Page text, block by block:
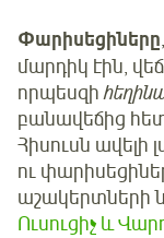
Փարիսեցիները
մարդիկ էին,
որպեսզի
բանավեճից
Հիսուսն ավելի
ու
աշակերտների
Ուսուցիչ և